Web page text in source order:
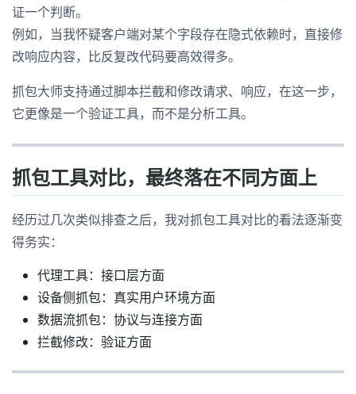
证一个判断。
例如，当我怀疑客户端对某个字段存在隐式依赖时，直接修
改响应内容，比反复改代码要高效得多。
抓包大师支持通过脚本拦截和修改请求、响应，在这一步，
它更像是一个验证工具，而不是分析工具。
抓包工具对比，最终落在不同方面上
经历过几次类似排查之后，我对抓包工具对比的看法逐渐变
得务实：
代理工具：接口层方面
设备侧抓包：真实用户环境方面
数据流抓包：协议与连接方面
拦截修改：验证方面